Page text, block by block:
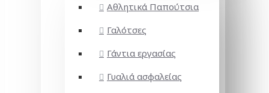
Αθλητικά Παπούτσια
Γαλότσες
Γάντια εργασίας
Γυαλιά ασφαλείας